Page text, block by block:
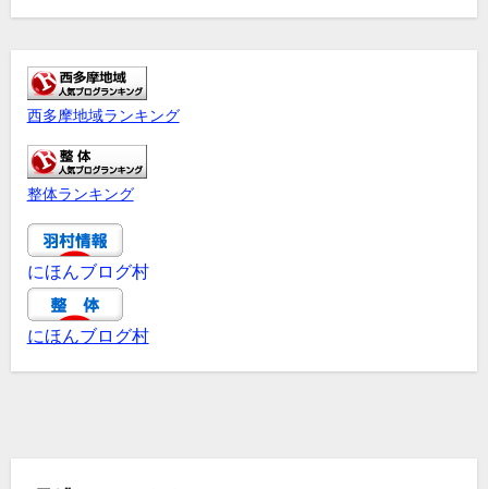
西多摩地域ランキング
整体ランキング
にほんブログ村
にほんブログ村